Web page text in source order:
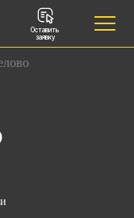
Оставить
заявку